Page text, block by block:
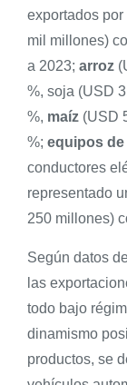
exportados por
mil millones)
a 2023; arroz
%, soja (USD
%, maíz (USD
%; equipos
conductores
representado
250 millones)
Según datos
las
todo bajo
dinamismo
productos, se